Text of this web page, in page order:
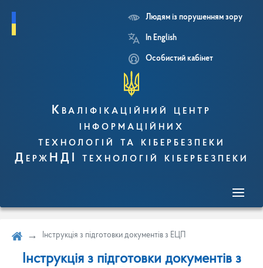
Людям із порушенням зору
In English
Особистий кабінет
Кваліфікаційний центр
інформаційних
технологій та кібербезпеки
ДержНДІ технологій кібербезпеки
Інструкція з підготовки документів з ЕЦП
Інструкція з підготовки документів з